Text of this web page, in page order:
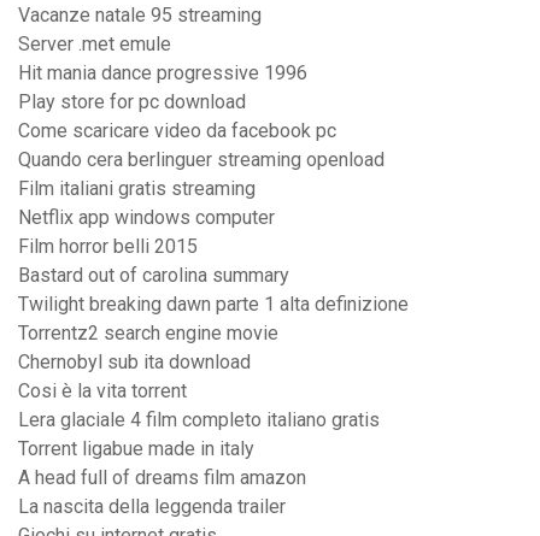
Vacanze natale 95 streaming
Server .met emule
Hit mania dance progressive 1996
Play store for pc download
Come scaricare video da facebook pc
Quando cera berlinguer streaming openload
Film italiani gratis streaming
Netflix app windows computer
Film horror belli 2015
Bastard out of carolina summary
Twilight breaking dawn parte 1 alta definizione
Torrentz2 search engine movie
Chernobyl sub ita download
Cosi è la vita torrent
Lera glaciale 4 film completo italiano gratis
Torrent ligabue made in italy
A head full of dreams film amazon
La nascita della leggenda trailer